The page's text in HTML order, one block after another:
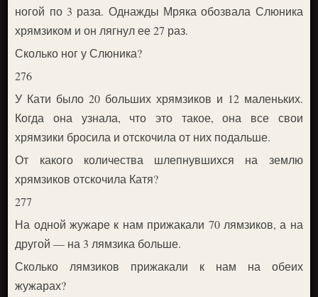
ногой по 3 раза. Однажды Мряка обозвала Слюника
хрямзиком и он лягнул ее 27 раз.
Сколько ног у Слюника?
276
У Кати было 20 больших хрямзиков и 12 маленьких.
Когда она узнала, что это такое, она все свои
хрямзики бросила и отскочила от них подальше.
От какого количества шлепнувшихся на землю
хрямзиков отскочила Катя?
277
На одной жужаре к нам прижакали 70 лямзиков, а на
другой — на 3 лямзика больше.
Сколько лямзиков прижакали к нам на обеих
жужарах?